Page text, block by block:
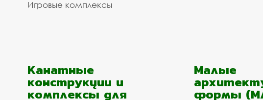
Игровые комплексы
Канатные
конструкции и
комплексы для
Малые
формы